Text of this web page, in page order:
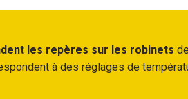
les repères sur les robinets
à des réglages de